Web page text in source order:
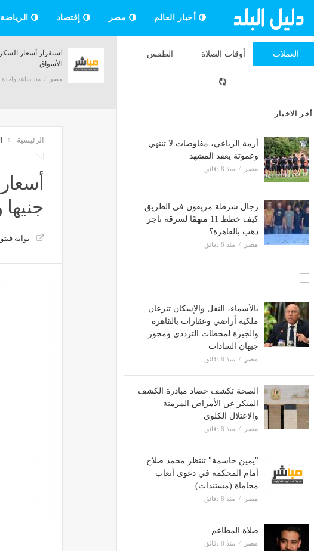
أخبار العالم مصر إقتصاد الرياضة
العملات أوقات الصلاة الطقس
أخر الاخبار
أزمة الرباعي، مفاوضات لا تنتهي
وعموتة يعقد المشهد
مصر منذ 8 دقائق
رجال شرطة مزيفون في الطريق..
كيف خطط 11 متهمًا لسرقة تاجر
ذهب بالقاهرة؟
مصر منذ 8 دقائق
بالأسماء، النقل والإسكان تنزعان
ملكية أراضي وعقارات بالقاهرة
والجيزة لمحطات الترددي ومحور
جيهان السادات
مصر منذ 8 دقائق
الصحة تكشف حصاد مبادرة الكشف
المبكر عن الأمراض المزمنة
والاعتلال الكلوي
مصر منذ 8 دقائق
"يمين حاسمة" تنتظر محمد صلاح
أمام المحكمة في دعوى أتعاب
محاماة (مستندات)
مصر منذ 8 دقائق
صلاة المطاعم
مصر منذ 8 دقائق
التعليم العالي تحذر
الوهمية قبل تنسيق 2026
مصر منذ ساعة واحدة
لمسة واحدة كشفت المستور.. التحرش
بفتاة داخل أتوبيس يقود عاطلا إلى جنايات
الرئيسية
بوابة فيتو